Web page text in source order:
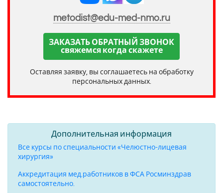
metodist@edu-med-nmo.ru
ЗАКАЗАТЬ ОБРАТНЫЙ ЗВОНОК
свяжемся когда скажете
Оставляя заявку, вы соглашаетесь на обработку
персональных данных.
Дополнительная информация
Все курсы по специальности «Челюстно-лицевая
хирургия»
Аккредитация мед.работников в ФСА Росминздрав
самостоятельно.